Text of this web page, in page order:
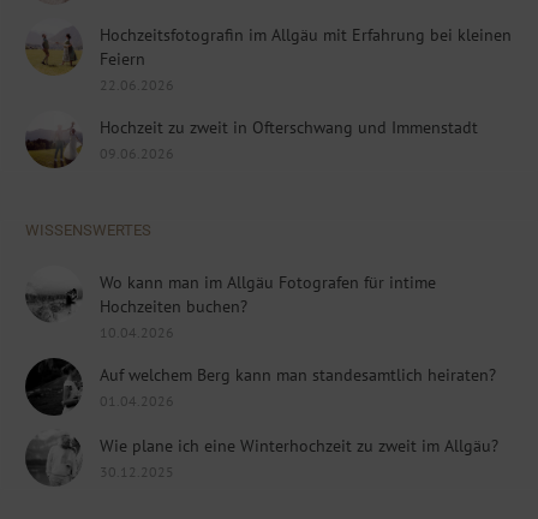
Hochzeitsfotografin im Allgäu mit Erfahrung bei kleinen
Feiern
22.06.2026
Hochzeit zu zweit in Ofterschwang und Immenstadt
09.06.2026
WISSENSWERTES
Wo kann man im Allgäu Fotografen für intime
Hochzeiten buchen?
10.04.2026
Auf welchem Berg kann man standesamtlich heiraten?
01.04.2026
Wie plane ich eine Winterhochzeit zu zweit im Allgäu?
30.12.2025